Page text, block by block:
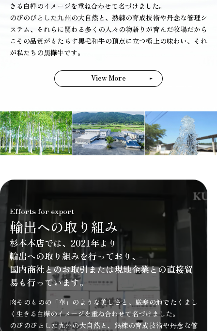
きる白樺のイメージを重ね合わせて名づけました。
のびのびとした九州の大自然と、熟練の育成技術や丹念な管理シ
ステム、それらに関わる多くの人々の物語りが育んだ牧場だから
こその品質がもたらす黒毛和牛の頂点に立つ極上の味わい、それ
が私たちの黒樺牛です。
View More
Efforts for export
輸出への取り組み
杉本本店では、2021年より
輸出への取り組みを行っており、
国内商社とのお取引または現地企業との直接貿
易も行っています。
肉そのものの「華」のような美しさと、厳寒の地でたくまし
く生きる白樺のイメージを重ね合わせて名づけました。
のびのびとした九州の大自然と、熟練の育成技術や丹念な管